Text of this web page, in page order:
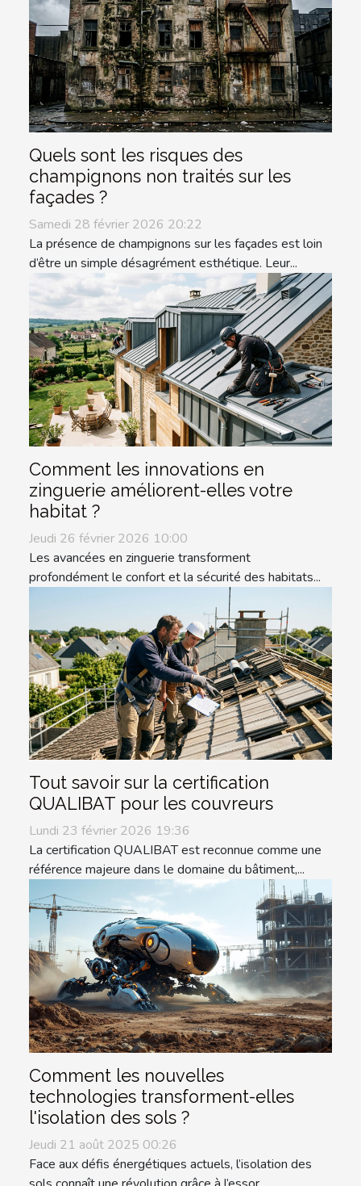
Quels sont les risques des
champignons non traités sur les
façades ?
Samedi 28 février 2026 20:22
La présence de champignons sur les façades est loin
d’être un simple désagrément esthétique. Leur...
Comment les innovations en
zinguerie améliorent-elles votre
habitat ?
Jeudi 26 février 2026 10:00
Les avancées en zinguerie transforment
profondément le confort et la sécurité des habitats...
Tout savoir sur la certification
QUALIBAT pour les couvreurs
Lundi 23 février 2026 19:36
La certification QUALIBAT est reconnue comme une
référence majeure dans le domaine du bâtiment,...
Comment les nouvelles
technologies transforment-elles
l'isolation des sols ?
Jeudi 21 août 2025 00:26
Face aux défis énergétiques actuels, l’isolation des